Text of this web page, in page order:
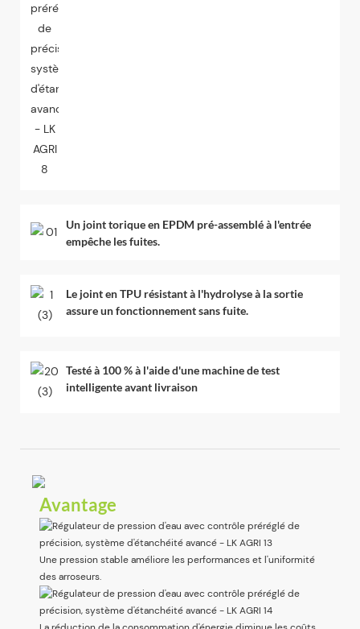
Un joint torique en EPDM pré-assemblé à l'entrée
empêche les fuites.
Le joint en TPU résistant à l'hydrolyse à la sortie
assure un fonctionnement sans fuite.
Testé à 100 % à l'aide d'une machine de test
intelligente avant livraison
Avantage
Une pression stable améliore les performances et l'uniformité
des arroseurs.